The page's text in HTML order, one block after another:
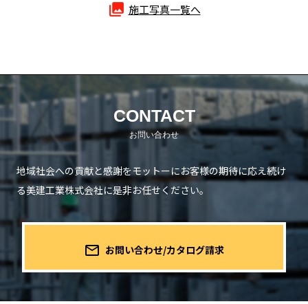
photo_library 施工写真一覧へ
CONTACT
地域社会への貢献と感謝をモットーにお客様の期待に応え続け
る美建工業株式会社に是非お任せください。
mail_outline お問い合わせ/カタログ請求